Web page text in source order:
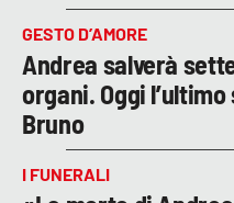
GESTO D’AMORE
Andrea salverà
organi. Oggi
Bruno
I FUNERALI